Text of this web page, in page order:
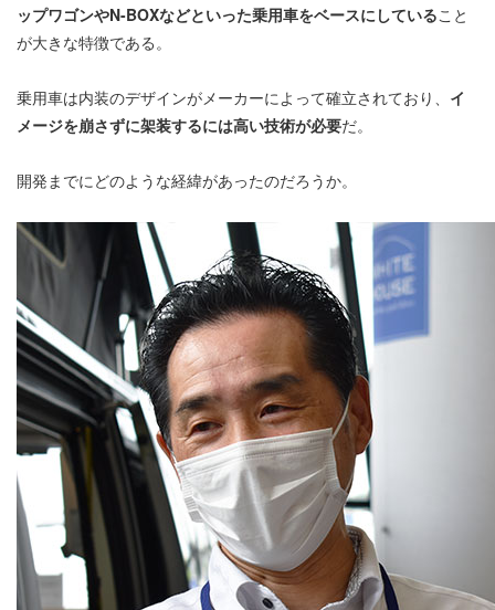
ップワゴンやN-BOXなどといった乗用車をベースにしていること
が大きな特徴である。
乗用車は内装のデザインがメーカーによって確立されており、 イ
メージを崩さずに架装するには高い技術が必要だ。
開発までにどのような経緯があったのだろうか。